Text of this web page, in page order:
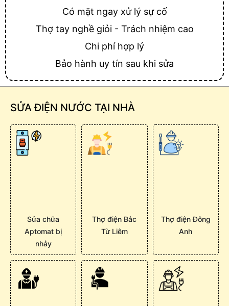
Có mặt ngay xử lý sự cố
Thợ tay nghề giỏi - Trách nhiệm cao
Chi phí hợp lý
Bảo hành uy tín sau khi sửa
SỬA ĐIỆN NƯỚC TẠI NHÀ
Sửa chữa
Aptomat bị
nhảy
Thợ điện Bắc
Từ Liêm
Thợ điện Đông
Anh